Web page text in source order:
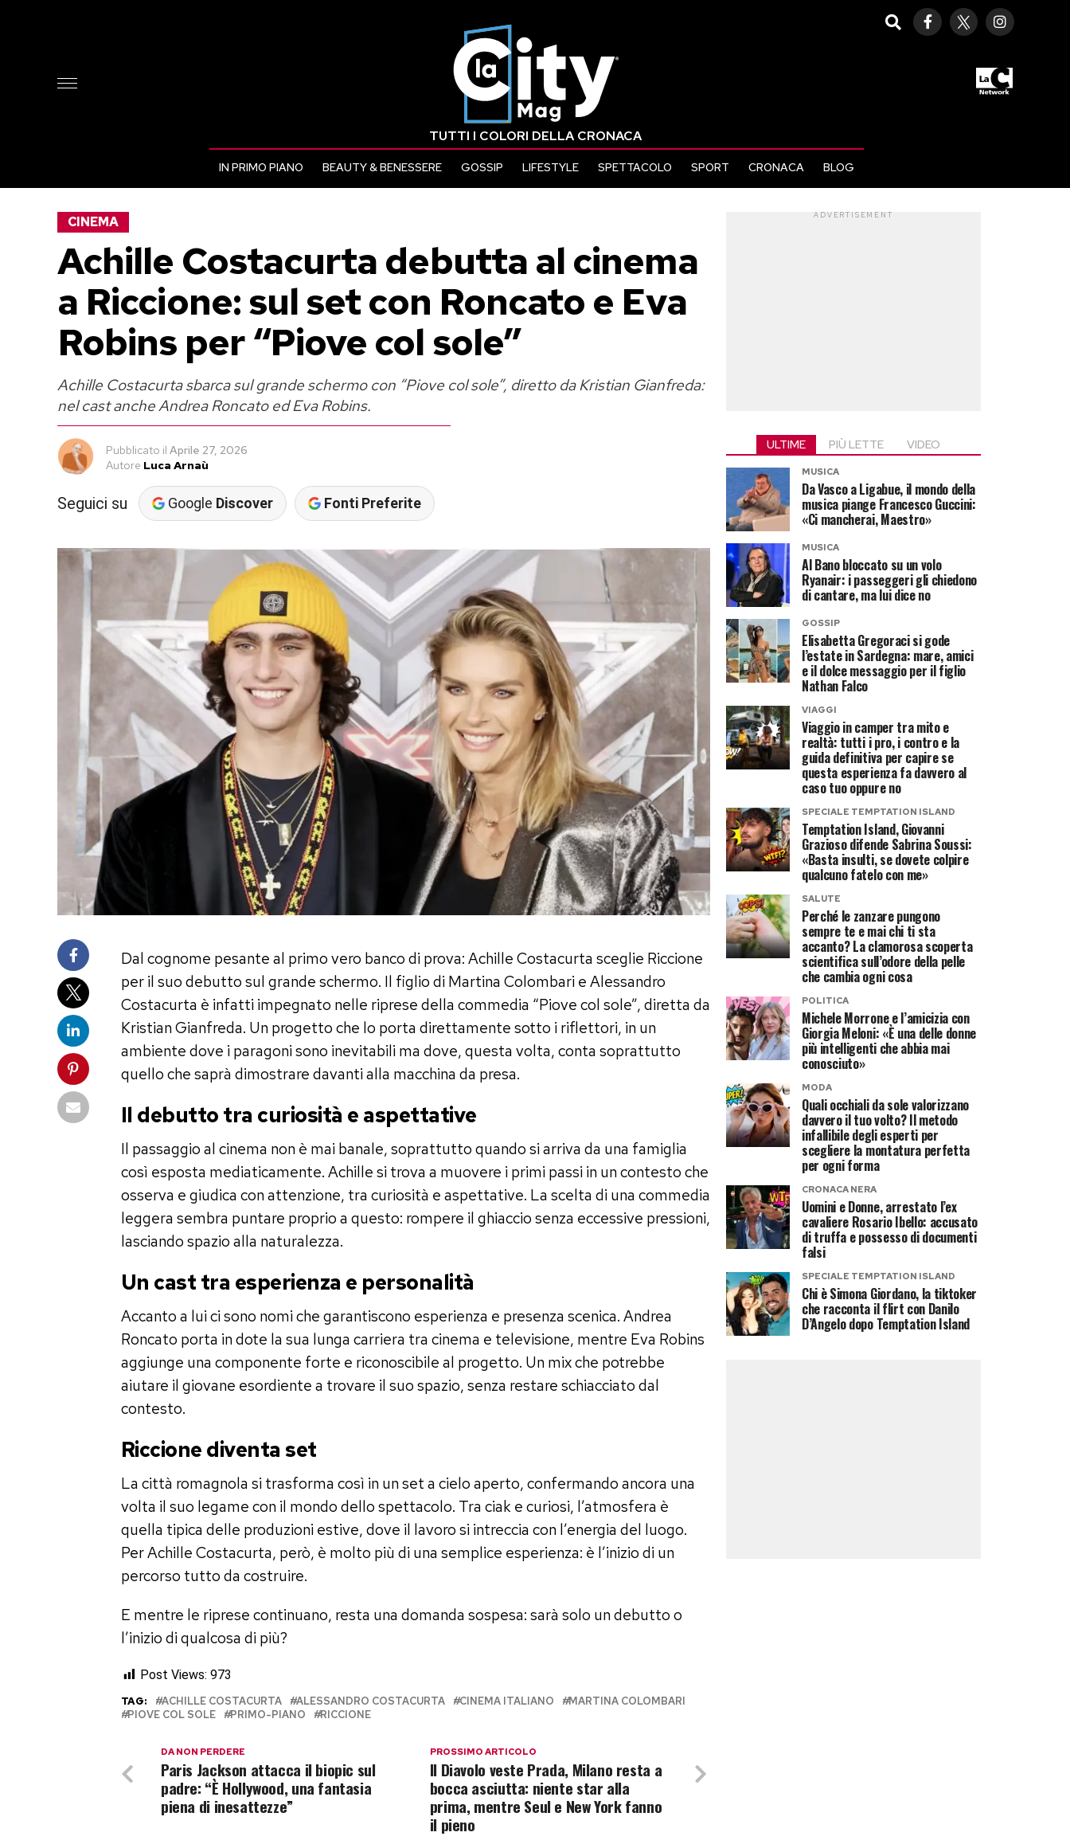
TUTTI I COLORI DELLA CRONACA
IN PRIMO PIANO BEAUTY & BENESSERE GOSSIP LIFESTYLE SPETTACOLO SPORT CRONACA BLOG
CINEMA
Achille Costacurta debutta al cinema
a Riccione: sul set con Roncato e Eva
Robins per “Piove col sole”
Achille Costacurta sbarca sul grande schermo con “Piove col sole”, diretto da Kristian Gianfreda:
nel cast anche Andrea Roncato ed Eva Robins.
Pubblicato il Aprile 27, 2026
Autore Luca Arnaù
Seguici su Google Discover Fonti Preferite
Dal cognome pesante al primo vero banco di prova: Achille Costacurta sceglie Riccione
per il suo debutto sul grande schermo. Il figlio di Martina Colombari e Alessandro
Costacurta è infatti impegnato nelle riprese della commedia “Piove col sole”, diretta da
Kristian Gianfreda. Un progetto che lo porta direttamente sotto i riflettori, in un
ambiente dove i paragoni sono inevitabili ma dove, questa volta, conta soprattutto
quello che saprà dimostrare davanti alla macchina da presa.
Il debutto tra curiosità e aspettative
Il passaggio al cinema non è mai banale, soprattutto quando si arriva da una famiglia
così esposta mediaticamente. Achille si trova a muovere i primi passi in un contesto che
osserva e giudica con attenzione, tra curiosità e aspettative. La scelta di una commedia
leggera sembra puntare proprio a questo: rompere il ghiaccio senza eccessive pressioni,
lasciando spazio alla naturalezza.
Un cast tra esperienza e personalità
Accanto a lui ci sono nomi che garantiscono esperienza e presenza scenica. Andrea
Roncato porta in dote la sua lunga carriera tra cinema e televisione, mentre Eva Robins
aggiunge una componente forte e riconoscibile al progetto. Un mix che potrebbe
aiutare il giovane esordiente a trovare il suo spazio, senza restare schiacciato dal
contesto.
Riccione diventa set
La città romagnola si trasforma così in un set a cielo aperto, confermando ancora una
volta il suo legame con il mondo dello spettacolo. Tra ciak e curiosi, l’atmosfera è
quella tipica delle produzioni estive, dove il lavoro si intreccia con l’energia del luogo.
Per Achille Costacurta, però, è molto più di una semplice esperienza: è l’inizio di un
percorso tutto da costruire.
E mentre le riprese continuano, resta una domanda sospesa: sarà solo un debutto o
l’inizio di qualcosa di più?
Post Views: 973
TAG: ACHILLE COSTACURTA ALESSANDRO COSTACURTA CINEMA ITALIANO
MARTINA COLOMBARI
PIOVE COL SOLE
PRIMO-PIANO RICCIONE
PROSSIMO ARTICOLO
Il Diavolo veste Prada, Milano resta a
bocca asciutta: niente star alla
prima, mentre Seul e New York fanno
il pieno
DA NON PERDERE
Paris Jackson attacca il biopic sul
padre: “È Hollywood, una fantasia
piena di inesattezze”
ADVERTISEMENT
ULTIME PIÙ LETTE VIDEO
MUSICA
Da Vasco a Ligabue, il mondo della
musica piange Francesco Guccini:
«Ci mancherai, Maestro»
MUSICA
Al Bano bloccato su un volo
Ryanair: i passeggeri gli chiedono
di cantare, ma lui dice no
GOSSIP
Elisabetta Gregoraci si gode
l’estate in Sardegna: mare, amici
e il dolce messaggio per il figlio
Nathan Falco
VIAGGI
Viaggio in camper tra mito e
realtà: tutti i pro, i contro e la
guida definitiva per capire se
questa esperienza fa davvero al
caso tuo oppure no
SPECIALE TEMPTATION ISLAND
Temptation Island, Giovanni
Grazioso difende Sabrina Soussi:
«Basta insulti, se dovete colpire
qualcuno fatelo con me»
SALUTE
Perché le zanzare pungono
sempre te e mai chi ti sta
accanto? La clamorosa scoperta
scientifica sull’odore della pelle
che cambia ogni cosa
POLITICA
Michele Morrone e l’amicizia con
Giorgia Meloni: «È una delle donne
più intelligenti che abbia mai
conosciuto»
MODA
Quali occhiali da sole valorizzano
davvero il tuo volto? Il metodo
infallibile degli esperti per
scegliere la montatura perfetta
per ogni forma
CRONACA NERA
Uomini e Donne, arrestato l’ex
cavaliere Rosario Ibello: accusato
di truffa e possesso di documenti
falsi
SPECIALE TEMPTATION ISLAND
Chi è Simona Giordano, la tiktoker
che racconta il flirt con Danilo
D’Angelo dopo Temptation Island